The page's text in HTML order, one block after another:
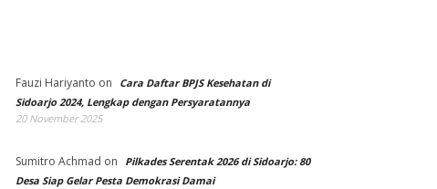
Fauzi Hariyanto on
Cara Daftar BPJS Kesehatan di
Sidoarjo 2024, Lengkap dengan Persyaratannya
20 November 2025
Sumitro Achmad on
Pilkades Serentak 2026 di Sidoarjo: 80
Desa Siap Gelar Pesta Demokrasi Damai